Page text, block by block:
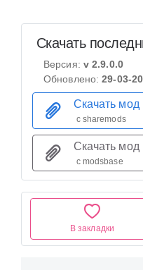
В закладки
Скачать
Версия: v 2.9.0.0
Обновлено:29-03-
Скачать мод
с sharemods
Скачать мод
с modsbase